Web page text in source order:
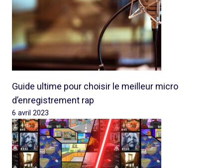
Guide ultime pour choisir le meilleur micro
d’enregistrement rap
6 avril 2023